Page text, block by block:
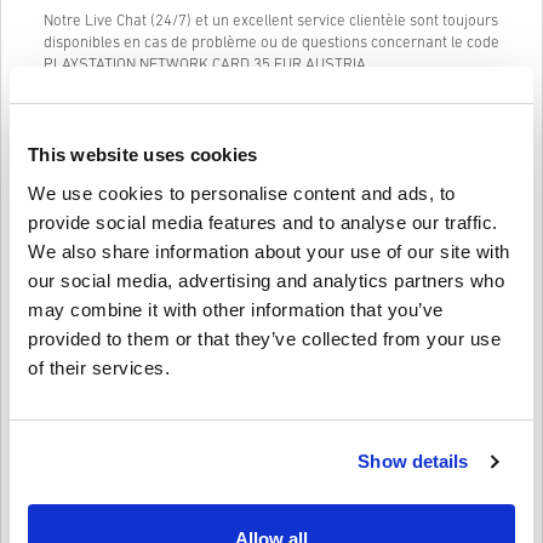
This website uses cookies
We use cookies to personalise content and ads, to
provide social media features and to analyse our traffic.
We also share information about your use of our site with
our social media, advertising and analytics partners who
may combine it with other information that you’ve
provided to them or that they’ve collected from your use
of their services.
Show details
Allow all
Notre Live Chat (24/7) et un excellent service clientèle sont toujours
disponibles en cas de problème ou de questions concernant le code
PLAYSTATION NETWORK CARD 35 EUR AUSTRIA.
Notre système d'achat facile à suivre en 3 étapes ne contient pas
qu'une adresse e-mail et un mode de paiement valide, rendant
ainsi le processus d'achat de PLAYSTATION NETWORK CARD 35 EUR
AUSTRIA de livecards.net simple et rapide.
Comment ça marche sur Livecards.net
rapide et facile :
Avertissement
seront livrés instantanément en attendant les contrôles de
Les achats considérés pour un usage commercial ne
Pour plus d'informations, consultez notre
Écrire un avis 4,6/5 10 Avis